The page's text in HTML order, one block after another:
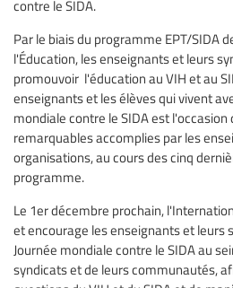
contre le SIDA.
Par le biais du programme EPT/SIDA
l'Éducation, les enseignants et leurs
promouvoir l'éducation au VIH et au
enseignants et les élèves qui vivent
mondiale contre le SIDA est
remarquables accomplies par les
organisations, au cours des cinq
programme.
Le 1er décembre prochain,
et encourage les enseignants et leurs
Journée mondiale contre le SIDA au
syndicats et de leurs communautés,